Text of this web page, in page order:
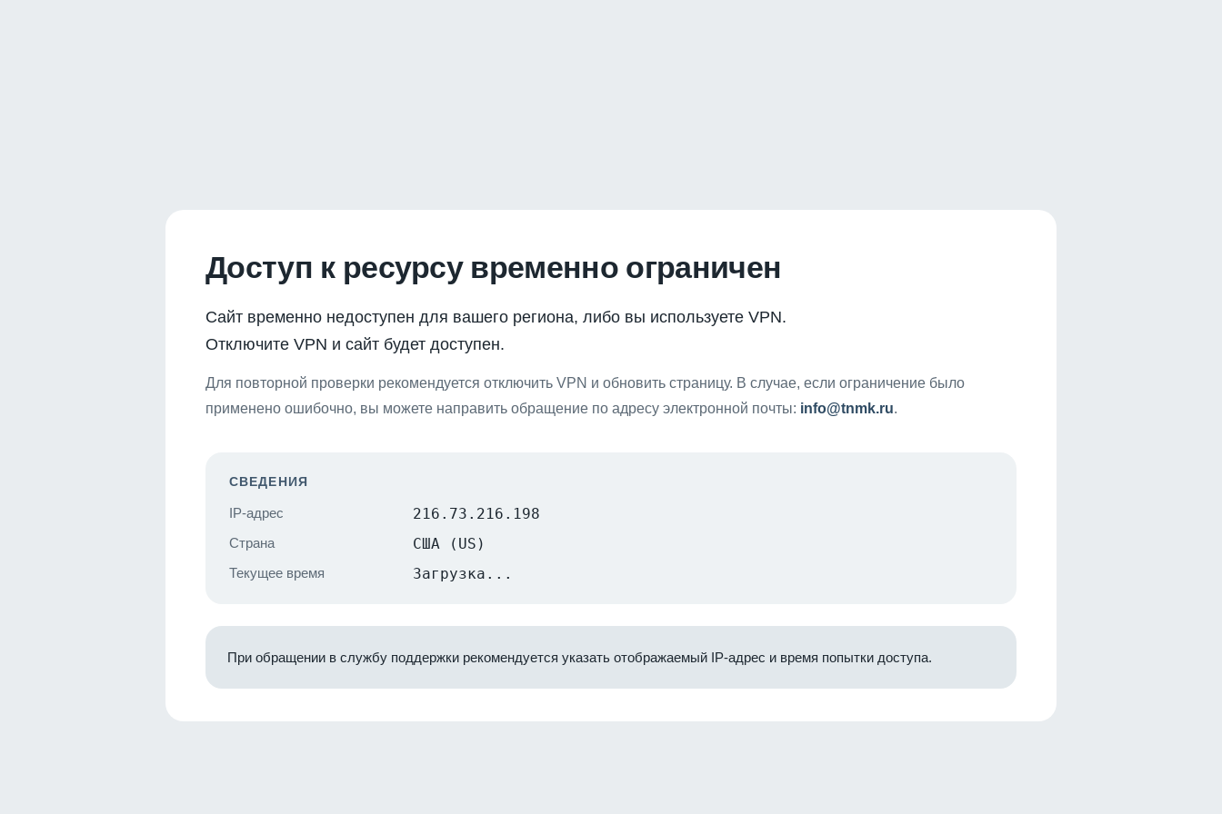
Доступ к ресурсу временно ограничен
Сайт временно недоступен для вашего региона, либо вы используете VPN.
Отключите VPN и сайт будет доступен.
Для повторной проверки рекомендуется отключить VPN и обновить страницу. В случае, если ограничение было
применено ошибочно, вы можете направить обращение по адресу электронной почты: info@tnmk.ru.
СВЕДЕНИЯ
IP-адрес 216.73.216.198
Страна США (US)
Текущее время Загрузка...
При обращении в службу поддержки рекомендуется указать отображаемый IP-адрес и время попытки доступа.